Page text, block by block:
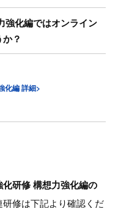
強化編ではオンライン
？
化編 詳細>
研修 構想力強化編の
修は下記より確認くだ